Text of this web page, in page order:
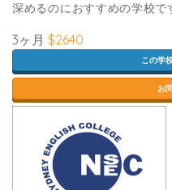
深めるのにおすすめの学校で
3ヶ月 $2640
この学
お